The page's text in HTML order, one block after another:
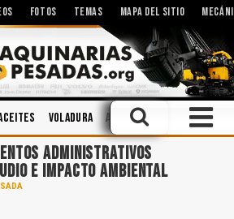
FOTOS TEMAS MAPA DEL SITIO
Voladura Accidentes Cucharones
ADMINISTRATIVOS
E IMPACTO AMBIENTAL